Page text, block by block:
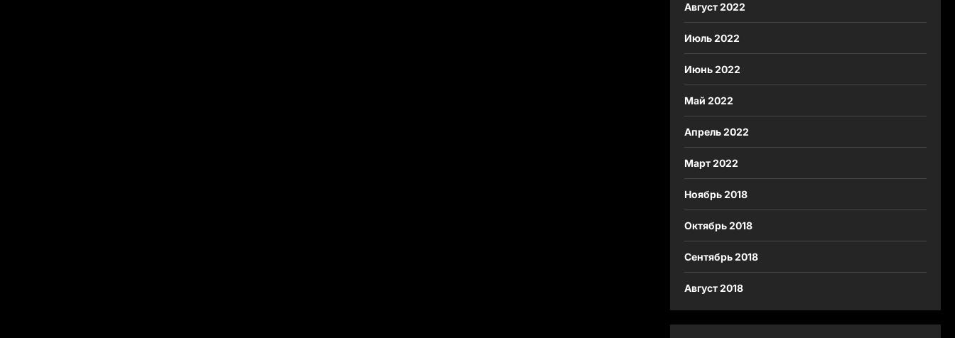
Август 2022
Июль 2022
Июнь 2022
Май 2022
Апрель 2022
Март 2022
Ноябрь 2018
Октябрь 2018
Сентябрь 2018
Август 2018